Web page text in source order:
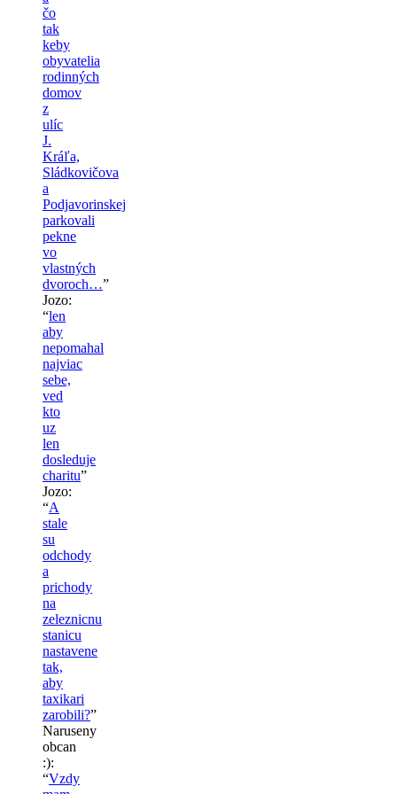
čo
tak
keby
obyvatelia
rodinných
domov
z
ulíc
J.
Kráľa,
Sládkovičova
a
Podjavorinskej
parkovali
pekne
vo
vlastných
dvoroch…”
Jozo:
“len
aby
nepomahal
najviac
sebe,
ved
kto
uz
len
dosleduje
charitu”
Jozo:
“A
stale
su
odchody
a
prichody
na
zeleznicnu
stanicu
nastavene
tak,
aby
taxikari
zarobili?”
Naruseny
obcan
:):
“Vzdy